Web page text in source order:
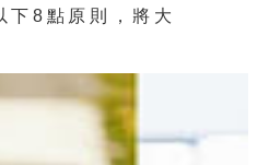
下8點原則，將大